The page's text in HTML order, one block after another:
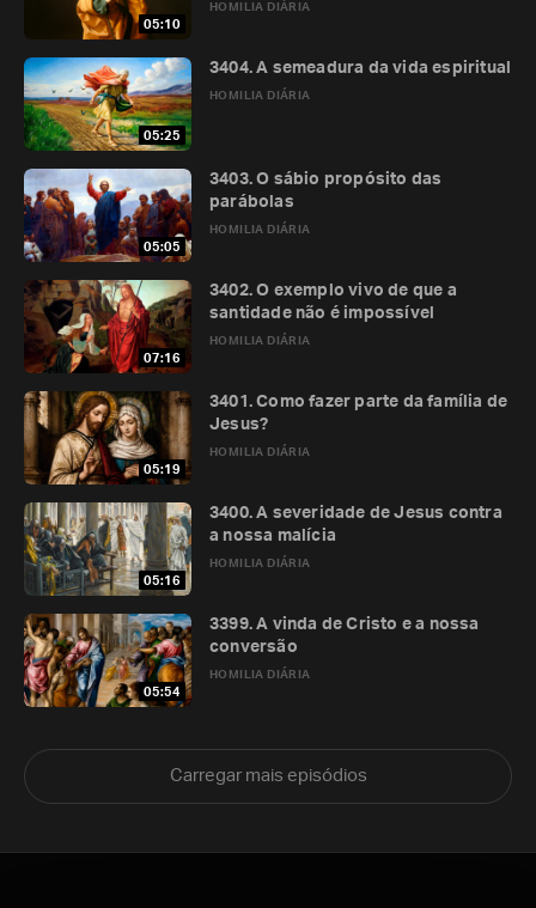
05:10
HOMILIA DIÁRIA
05:25
HOMILIA DIÁRIA
3404. A semeadura da vida espiritual
05:05
HOMILIA DIÁRIA
3403. O sábio propósito das
parábolas
07:16
HOMILIA DIÁRIA
3402. O exemplo vivo de que a
santidade não é impossível
05:19
HOMILIA DIÁRIA
3401. Como fazer parte da família de
Jesus?
05:16
HOMILIA DIÁRIA
3400. A severidade de Jesus contra
a nossa malícia
05:54
HOMILIA DIÁRIA
3399. A vinda de Cristo e a nossa
conversão
Carregar mais episódios